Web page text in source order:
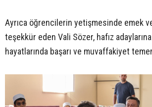
Ayrıca öğrencilerin yetişmesinde emek
teşekkür eden Vali Sözer, hafız
hayatlarında başarı ve muvaffakiyet